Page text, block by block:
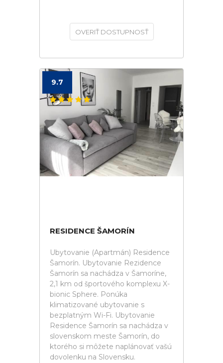
OVERIŤ DOSTUPNOSŤ
9.7
RESIDENCE ŠAMORÍN
Ubytovanie (Apartmán) Residence
Šamorín. Ubytovanie Rezidence
Šamorín sa nachádza v Šamoríne,
2,1 km od športového komplexu X-
bionic Sphere. Ponúka
klimatizované ubytovanie s
bezplatným Wi-Fi. Ubytovanie
Residence Šamorín sa nachádza v
slovenskom meste Šamorín, do
ktorého si môžete naplánovať vašú
dovolenku na Slovensku.